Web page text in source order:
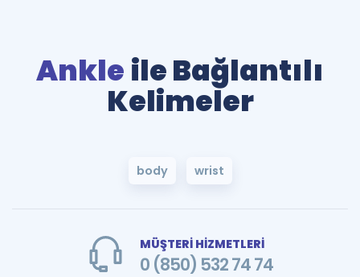
Ankle ile Bağlantılı
Kelimeler
body wrist
MÜŞTERİ HİZMETLERİ
0 (850) 532 74 74